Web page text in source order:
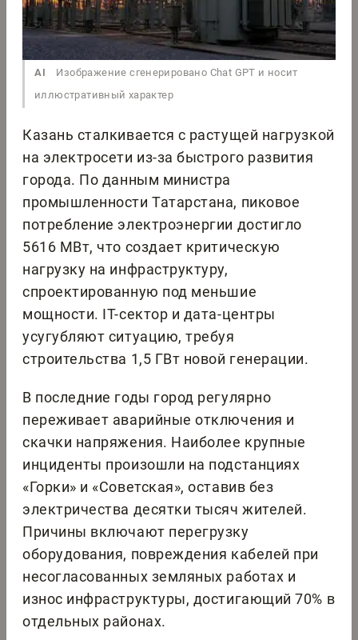
AI
Изображение сгенерировано Chat GPT и носит
иллюстративный характер
Казань сталкивается с растущей нагрузкой
на электросети из-за быстрого развития
города. По данным министра
промышленности Татарстана, пиковое
потребление электроэнергии достигло
5616 МВт, что создает критическую
нагрузку на инфраструктуру,
спроектированную под меньшие
мощности. IT-сектор и дата-центры
усугубляют ситуацию, требуя
строительства 1,5 ГВт новой генерации.
В последние годы город регулярно
переживает аварийные отключения и
скачки напряжения. Наиболее крупные
инциденты произошли на подстанциях
«Горки» и «Советская», оставив без
электричества десятки тысяч жителей.
Причины включают перегрузку
оборудования, повреждения кабелей при
несогласованных земляных работах и
износ инфраструктуры, достигающий 70% в
отдельных районах.